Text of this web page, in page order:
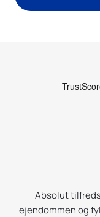
Vi havde en
med Anders fra